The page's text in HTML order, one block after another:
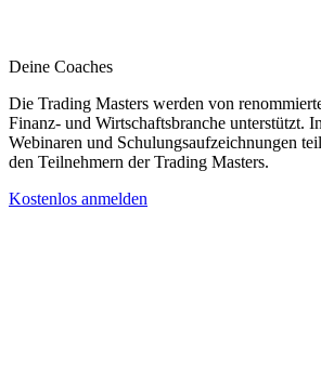
Deine Coaches
Die Trading Masters werden von
Finanz- und Wirtschaftsbranche unterstützt.
Webinaren und Schulungsaufzeichnungen
den Teilnehmern der Trading Masters.
Kostenlos anmelden